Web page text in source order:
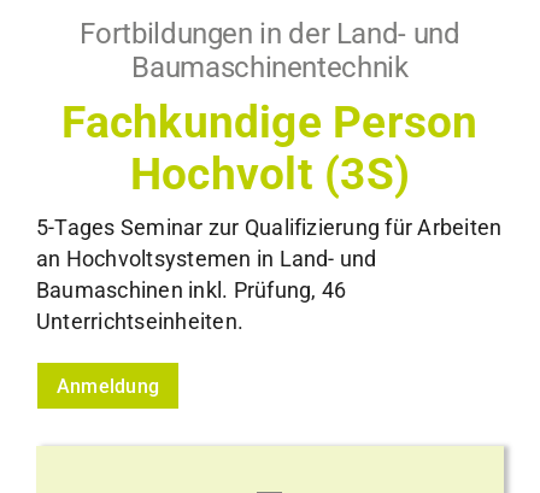
Fortbildungen in der Land- und
Baumaschinentechnik
Fachkundige Person
Hochvolt (3S)
5-Tages Seminar zur Qualifizierung für Arbeiten
an Hochvoltsystemen in Land- und
Baumaschinen inkl. Prüfung, 46
Unterrichtseinheiten.
Anmeldung